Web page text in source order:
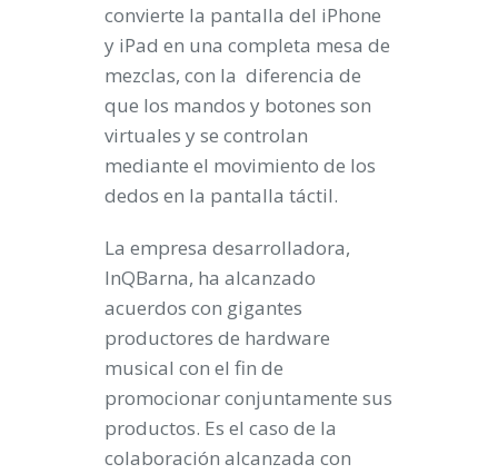
convierte la pantalla del iPhone
y iPad en una completa mesa de
mezclas, con la diferencia de
que los mandos y botones son
virtuales y se controlan
mediante el movimiento de los
dedos en la pantalla táctil.
La empresa desarrolladora,
InQBarna, ha alcanzado
acuerdos con gigantes
productores de hardware
musical con el fin de
promocionar conjuntamente sus
productos. Es el caso de la
colaboración alcanzada con